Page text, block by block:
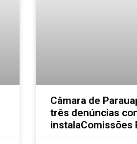
Câmara de
três denúncias
instalaComissões